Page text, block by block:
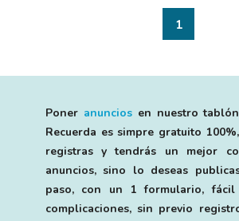
1
Poner anunciosen nuestro
Recuerda es simpre gratuito
registras y tendrás un mejor
anuncios, sino lo deseas
paso, con un 1 formulario, fácil
complicaciones, sin previo